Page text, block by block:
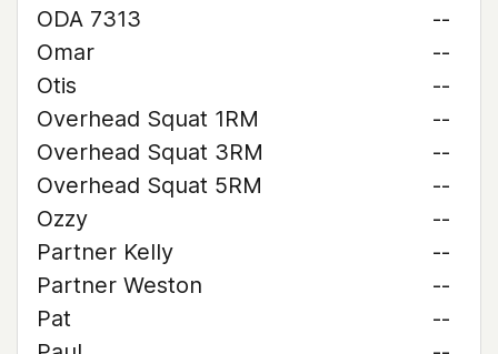
ODA 7313
--
Omar
--
Otis
--
Overhead Squat 1RM
--
Overhead Squat 3RM
--
Overhead Squat 5RM
--
Ozzy
--
Partner Kelly
--
Partner Weston
--
Pat
--